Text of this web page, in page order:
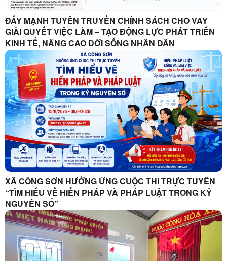
ĐẨY MẠNH TUYÊN TRUYỀN CHÍNH SÁCH CHO VAY
GIẢI QUYẾT VIỆC LÀM – TẠO ĐỘNG LỰC PHÁT TRIỂN
KINH TẾ, NÂNG CAO ĐỜI SỐNG NHÂN DÂN
XÃ CÔNG SƠN HƯỞNG ỨNG CUỘC THI TRỰC TUYẾN
“TÌM HIỂU VỀ HIẾN PHÁP VÀ PHÁP LUẬT TRONG KỶ
NGUYÊN SỐ”